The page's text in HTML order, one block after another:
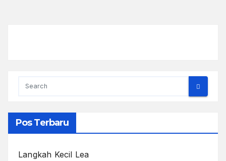
Pos Terbaru
Langkah Kecil Lea